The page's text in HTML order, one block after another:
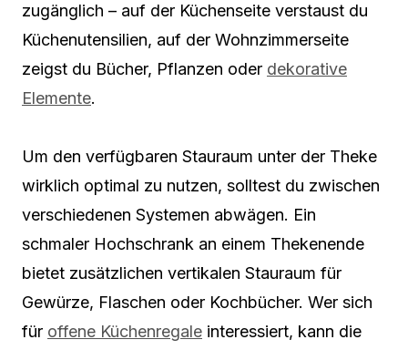
zugänglich – auf der Küchenseite verstaust du
Küchenutensilien, auf der Wohnzimmerseite
zeigst du Bücher, Pflanzen oder dekorative
Elemente.
Um den verfügbaren Stauraum unter der Theke
wirklich optimal zu nutzen, solltest du zwischen
verschiedenen Systemen abwägen. Ein
schmaler Hochschrank an einem Thekenende
bietet zusätzlichen vertikalen Stauraum für
Gewürze, Flaschen oder Kochbücher. Wer sich
für offene Küchenregale interessiert, kann die